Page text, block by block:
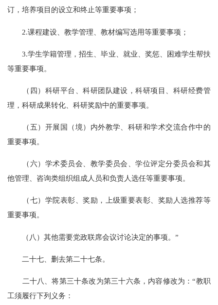
订，培养项目的设立和终止等重要事项；
2.课程建设、教学管理、教材编写选用等重要事项；
3.学生学籍管理，招生、毕业、就业、奖惩、困难学生帮扶
等重要事项。
（四）科研平台、科研团队建设，科研项目、科研经费管
理，科研成果转化、科研奖励中的重要事项。
（五）开展国（境）内外教学、科研和学术交流合作中的
重要事项。
（六）学术委员会、教学委员会、学位评定分委员会和其
他管理、咨询类组织组成人员和负责人选任等重要事项。
（七）学院表彰、奖励，上级重要表彰、奖励人选推荐等
重要事项。
（八）其他需要党政联席会议讨论决定的事项。”
二十七、删去第二十七条。
二十八、将第三十条改为第三十六条，内容修改为：“教职
工须履行下列义务：